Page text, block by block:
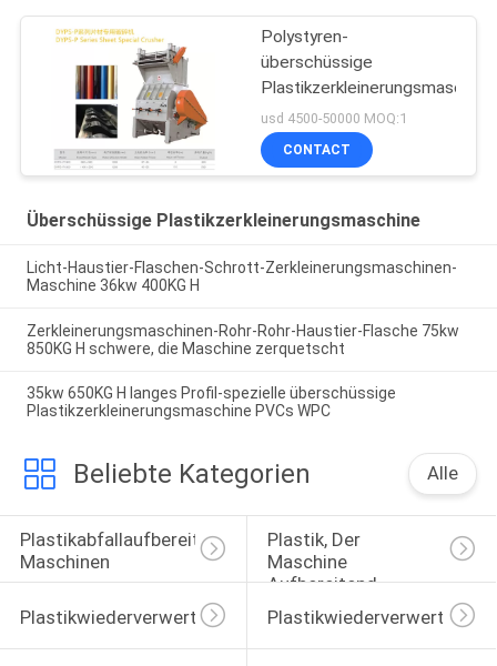
Polystyren-
überschüssige
Plastikzerkleinerungsmaschine
usd 4500-50000 MOQ:1
CONTACT
Überschüssige Plastikzerkleinerungsmaschine
Licht-Haustier-Flaschen-Schrott-Zerkleinerungsmaschinen-
Maschine 36kw 400KG H
Zerkleinerungsmaschinen-Rohr-Rohr-Haustier-Flasche 75kw
850KG H schwere, die Maschine zerquetscht
35kw 650KG H langes Profil-spezielle überschüssige
Plastikzerkleinerungsmaschine PVCs WPC
Beliebte Kategorien Alle
Plastikabfallaufbereitungs-
Maschinen
Plastik, Der
Maschine
Aufbereitend
Pelletisiert
Plastikwiederverwertungsgranulierermaschine